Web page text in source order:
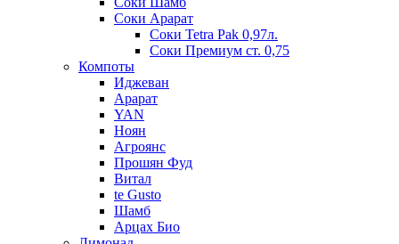
Соки Арарат
Соки Tetra Pak 0,97л.
Соки Премиум ст. 0,75
Компоты
Иджеван
Арарат
YAN
Ноян
Агроянс
Прошян Фуд
Витал
te Gusto
Шамб
Арцах Био